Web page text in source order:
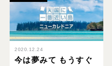
2020.12.24
今は夢みて もうすぐ